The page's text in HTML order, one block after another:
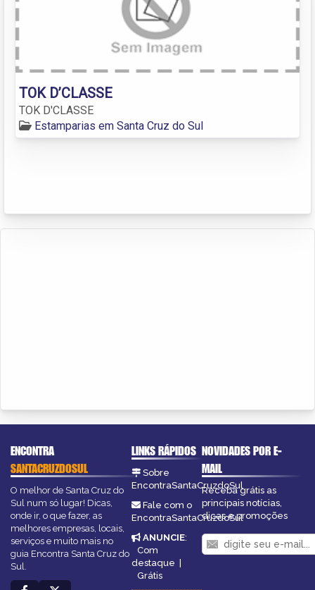
TOK D’CLASSE
TOK D'CLASSE
Estamparias em Santa Cruz do Sul
ENCONTRA
SANTACRUZDOSUL
O melhor de Santa Cruz do
Sul num só lugar! Dicas,
onde ir, o que fazer, as
melhores empresas, locais,
serviços e muito mais no
guia Encontra Santa Cruz do
Sul.
LINKS RÁPIDOS
Sobre
EncontraSantaCruzdoSul
Fale com o
EncontraSantaCruzdoSul
ANUNCIE:
Com
destaque |
Grátis
NOVIDADES POR E-
MAIL
Receba grátis as
principais notícias,
dicas e promoções